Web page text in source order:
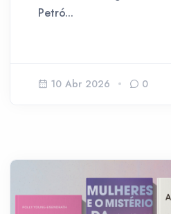
Petró...
10 Abr 2026 0